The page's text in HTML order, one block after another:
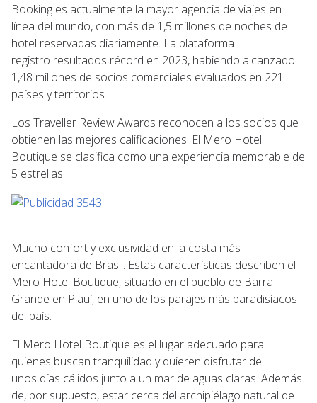
Booking es actualmente la mayor agencia de viajes en
línea del mundo, con más de 1,5 millones de noches de
hotel reservadas diariamente. La plataforma
registro resultados récord en 2023, habiendo alcanzado
1,48 millones de socios comerciales evaluados en 221
países y territorios.
Los Traveller Review Awards reconocen a los socios que
obtienen las mejores calificaciones. El Mero Hotel
Boutique se clasifica como una experiencia memorable de
5 estrellas.
Mucho confort y exclusividad en la costa más
encantadora de Brasil. Estas características describen el
Mero Hotel Boutique, situado en el pueblo de Barra
Grande en Piauí, en uno de los parajes más paradisíacos
del país.
El Mero Hotel Boutique es el lugar adecuado para
quienes buscan tranquilidad y quieren disfrutar de
unos días cálidos junto a un mar de aguas claras. Además
de, por supuesto, estar cerca del archipiélago natural de